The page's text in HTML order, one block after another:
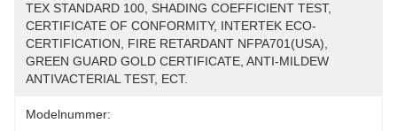
TEX STANDARD 100, SHADING COEFFICIENT TEST,
CERTIFICATE OF CONFORMITY, INTERTEK ECO-
CERTIFICATION, FIRE RETARDANT NFPA701(USA),
GREEN GUARD GOLD CERTIFICATE, ANTI-MILDEW
ANTIVACTERIAL TEST, ECT.
Modelnummer: